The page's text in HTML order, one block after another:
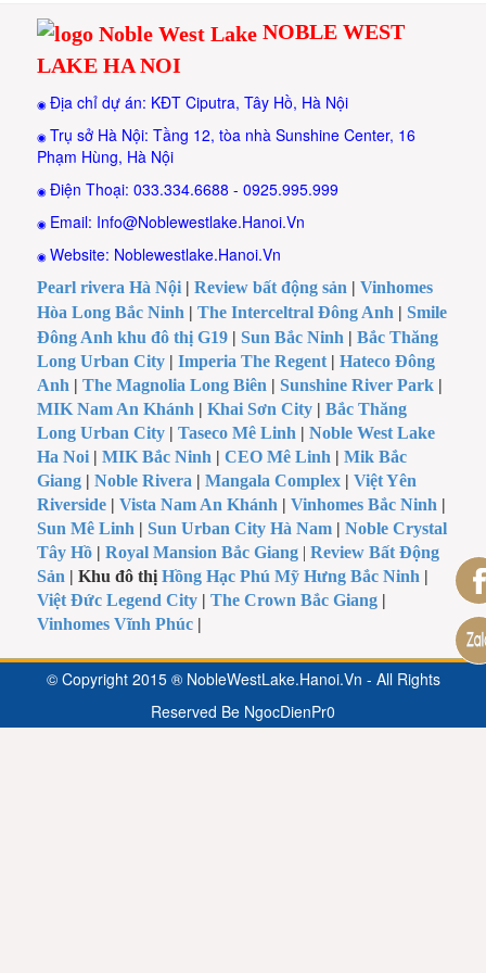
NOBLE WEST
LAKE HA NOI
◉Địa chỉ dự án: KĐT Ciputra, Tây Hồ, Hà Nội
◉ Trụ sở Hà Nội: Tầng 12, tòa nhà Sunshine Center, 16
Phạm Hùng, Hà Nội
◉Điện Thoại: 033.334.6688 - 0925.995.999
◉ Email: Info@Noblewestlake.Hanoi.Vn
◉Website: Noblewestlake.Hanoi.Vn
Pearl rivera Hà Nội |Review bất động sản |Vinhomes
Hòa Long Bắc Ninh |The Interceltral Đông Anh |Smile
Đông Anh khu đô thị G19 |Sun Bắc Ninh |Bắc Thăng
Long Urban City |Imperia The Regent |Hateco Đông
Anh |The Magnolia Long Biên |Sunshine River Park |
MIK Nam An Khánh |Khai Sơn City |Bắc Thăng
Long Urban City |Taseco Mê Linh |Noble West Lake
Ha Noi | MIK Bắc Ninh |CEO Mê Linh |Mik Bắc
Giang |Noble Rivera |Mangala Complex |Việt Yên
Riverside |Vista Nam An Khánh |Vinhomes Bắc Ninh |
Sun Mê Linh |Sun Urban City Hà Nam | Noble Crystal
Tây Hồ |Royal Mansion Bắc Giang |Review Bất Động
Sản | Khu đô thịHồng Hạc Phú Mỹ Hưng Bắc Ninh |
Việt Đức Legend City |The Crown Bắc Giang |
Vinhomes Vĩnh Phúc |
© Copyright 2015 ® NobleWestLake.Hanoi.Vn - All Rights
Reserved Be NgocDienPr0